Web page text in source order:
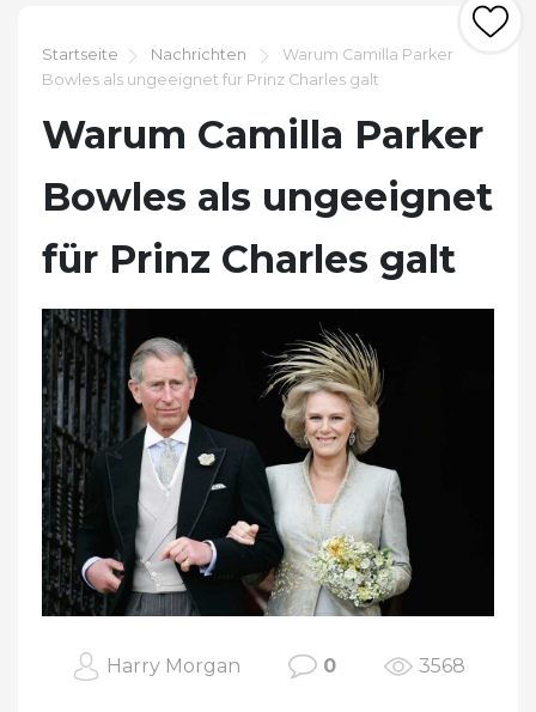
Startseite Nachrichten
Warum Camilla Parker
Bowles als ungeeignet für Prinz Charles galt
Warum Camilla Parker
Bowles als ungeeignet
für Prinz Charles galt
Harry Morgan 0 3568